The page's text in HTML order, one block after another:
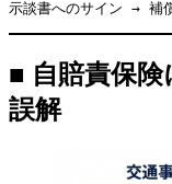
■ 自賠責保
誤解